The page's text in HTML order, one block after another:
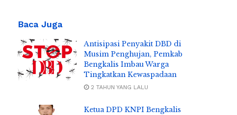
Baca Juga
Antisipasi Penyakit DBD di
Musim Penghujan, Pemkab
Bengkalis Imbau Warga
Tingkatkan Kewaspadaan
2 TAHUN YANG LALU
Ketua DPD KNPI Bengkalis